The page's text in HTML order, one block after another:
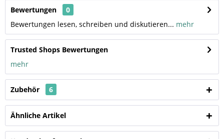
Bewertungen
0
Bewertungen lesen, schreiben und diskutieren... mehr
Trusted Shops Bewertungen
mehr
Zubehör 6
Ähnliche Artikel